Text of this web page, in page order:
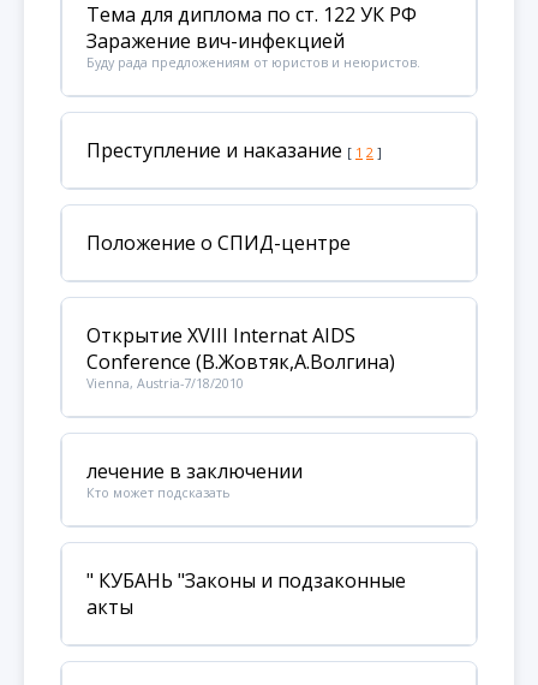
Тема для диплома по ст. 122 УК РФ
Заражение вич-инфекцией
Буду рада предложениям от юристов и неюристов.
Преступление и наказание [ 1 2 ]
Положение о СПИД-центре
Открытие XVIII Internat AIDS
Conference (В.Жовтяк,А.Волгина)
Vienna, Austria-7/18/2010
лечение в заключении
Кто может подсказать
" КУБАНЬ "Законы и подзаконные
акты